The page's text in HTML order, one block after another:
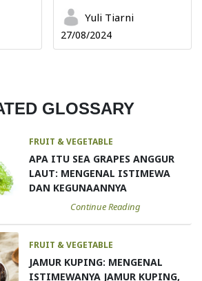
Yuli Tiarni
27/08/2024
GLOSSARY
FRUIT & VEGETABLE
APA ITU SEA GRAPES ANGGUR
LAUT: MENGENAL ISTIMEWA
DAN KEGUNAANNYA
Continue Reading
FRUIT & VEGETABLE
JAMUR KUPING: MENGENAL
ISTIMEWANYA JAMUR KUPING,